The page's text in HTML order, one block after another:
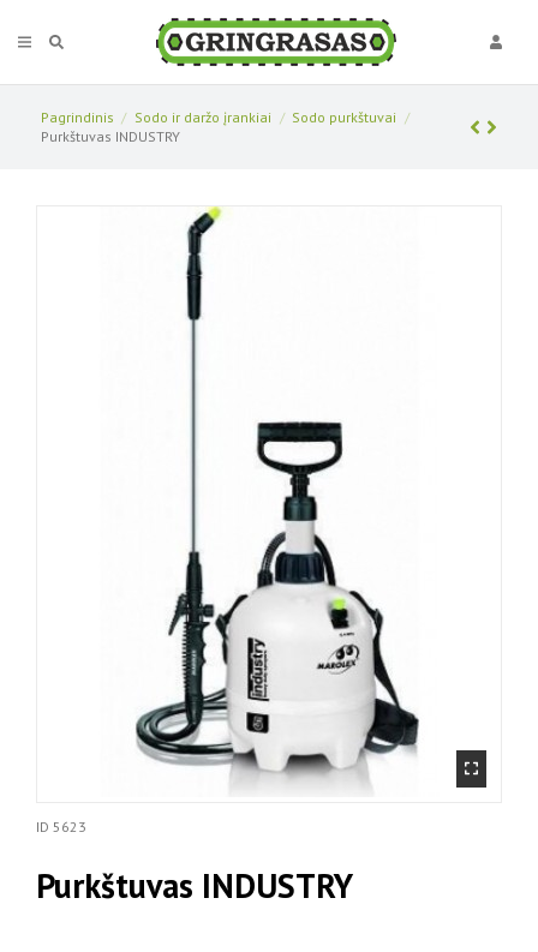
Pagrindinis Sodo ir daržo įrankiai
Sodo purkštuvai
Purkštuvas INDUSTRY
ID 5623
Purkštuvas INDUSTRY